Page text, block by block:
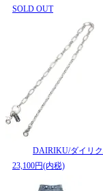
SOLD OUT
DAIRIKU/ダイリク
23,100円(内税)